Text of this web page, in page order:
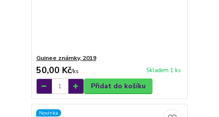
Guinee známky, 2019
50,00 Kč/ks Skladem 1 ks
Přidat do košíku
Novinka